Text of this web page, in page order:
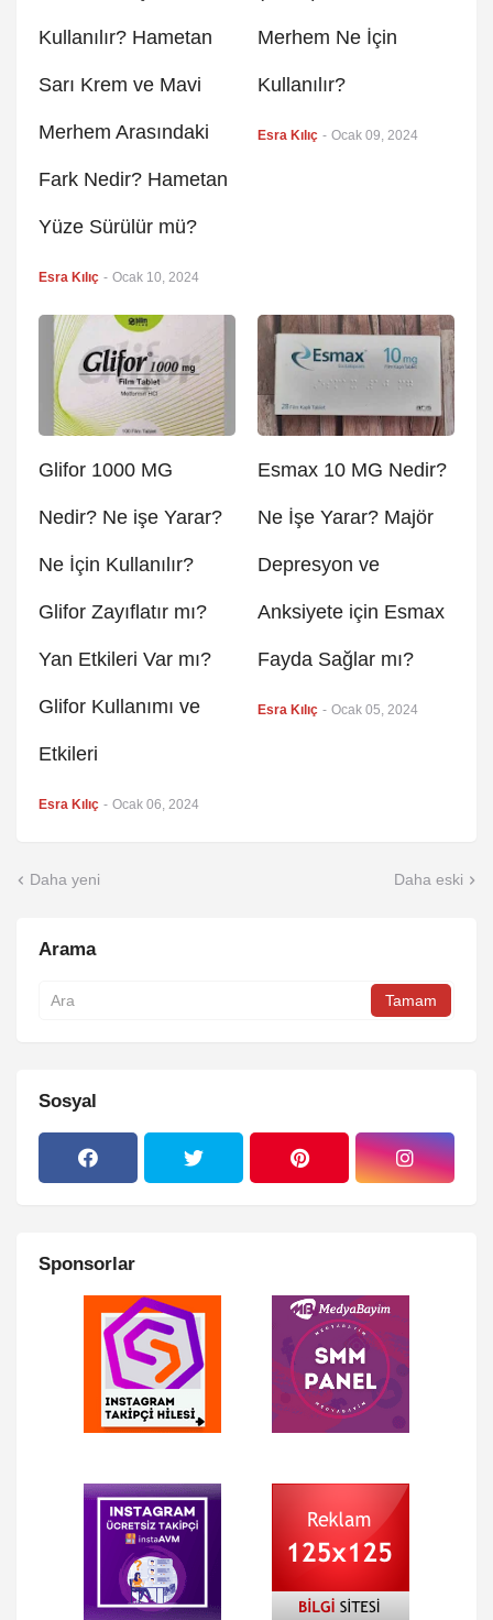
Kullanılır? Hametan
Sarı Krem ve Mavi
Merhem Arasındaki
Fark Nedir? Hametan
Yüze Sürülür mü?
Esra Kılıç - Ocak 10, 2024
Merhem Ne İçin
Kullanılır?
Esra Kılıç - Ocak 09, 2024
Glifor 1000 MG
Nedir? Ne işe Yarar?
Ne İçin Kullanılır?
Glifor Zayıflatır mı?
Yan Etkileri Var mı?
Glifor Kullanımı ve
Etkileri
Esra Kılıç - Ocak 06, 2024
Esmax 10 MG Nedir?
Ne İşe Yarar? Majör
Depresyon ve
Anksiyete için Esmax
Fayda Sağlar mı?
Esra Kılıç - Ocak 05, 2024
Daha yeni Daha eski
Arama
Sosyal
Sponsorlar